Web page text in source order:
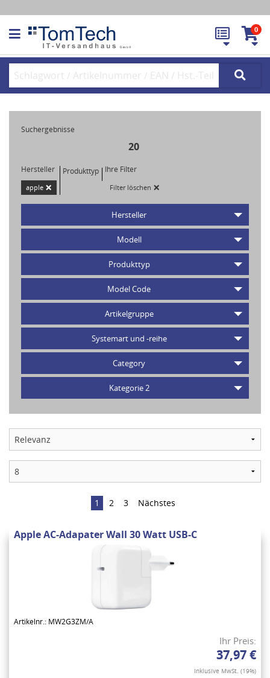
0
Suchergebnisse
20
Hersteller
apple ×
Produkttyp Ihre Filter
Filter löschen ×
Hersteller
Modell
Produkttyp
Model Code
Artikelgruppe
Systemart und -reihe
Category
Kategorie 2
1 2 3 Nächstes
Apple AC-Adapater Wall 30 Watt USB-C
Artikelnr.: MW2G3ZM/A
Ihr Preis:
37,97 €
Inklusive MwSt. (19%)